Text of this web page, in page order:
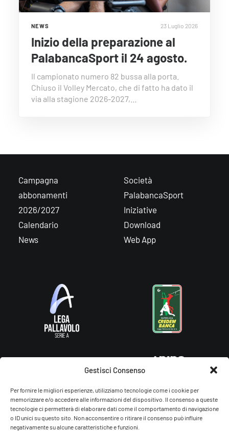
Gestisci Consenso
Per fornire le migliori esperienze, utilizziamo tecnologie come i cookie per
memorizzare e/o accedere alle informazioni del dispositivo. Il consenso a queste
tecnologie ci permetterà di elaborare dati come il comportamento di navigazione
o ID unici su questo sito. Non acconsentire o ritirare il consenso può influire
negativamente su alcune caratteristiche e funzioni.
NEWS 23 Luglio 2026
Inizio della preparazione al
PalabancaSport il 24 agosto.
Il campionato numero 82 bussa alla porta.
Chiuso il Volley Mercato, che di fatto ha dato il
via alla stagione 2026-2027,…
Campagna
abbonamenti
2026/2027
Calendario
News
Società
PalabancaSport
Iniziative
Download
Web App